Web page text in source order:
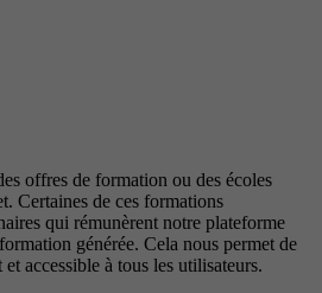
offres de formation ou des écoles
Certaines de ces formations
qui rémunèrent notre plateforme
générée. Cela nous permet de
accessible à tous les utilisateurs.